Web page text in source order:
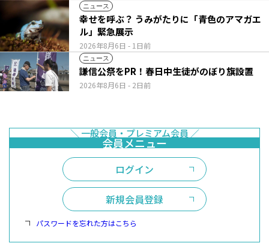
ニュース
2026年8月6日 - 1日前
幸せを呼ぶ？ うみがたりに「青色のアマガエ
ル」緊急展示
ニュース
2026年8月6日 - 2日前
謙信公祭をPR！春日中生徒がのぼり旗設置
ログイン
新規会員登録
パスワードを忘れた方はこちら